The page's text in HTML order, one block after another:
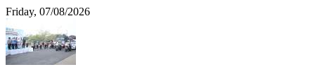
Friday, 07/08/2026